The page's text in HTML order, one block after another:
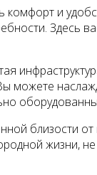
и
Здесь
можете
близости
жизни,